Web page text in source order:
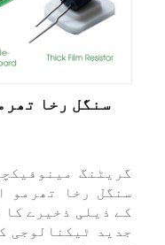
سنگل رخا تھرمو
مینوفیکچررز
رخا تھرمو
ذیلی ذخیرے کا آغاز
ٹیکنالوجی کا